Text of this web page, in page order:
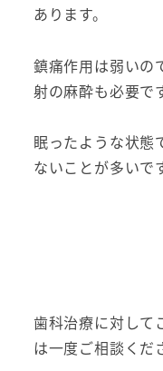
あります。
鎮痛作用は弱いの
射の麻酔も必要で
眠ったような状態
ないことが多いで
歯科治療に対して
は一度ご相談くだ